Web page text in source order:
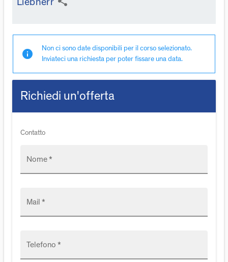
Liebherr
info
Non ci sono date disponibili per il corso selezionato.
Inviateci una richiesta per poter fissare una data.
Richiedi un'offerta
Contatto
Nome *
Mail *
Telefono *